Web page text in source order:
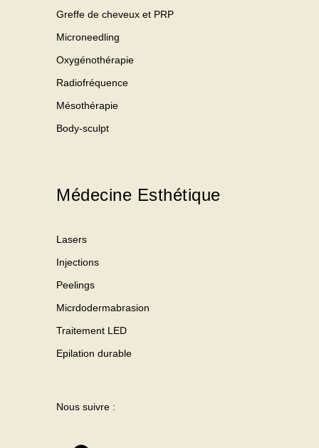
Greffe de cheveux et PRP
Microneedling
Oxygénothérapie
Radiofréquence
Mésothérapie
Body-sculpt
Médecine Esthétique
Lasers
Injections
Peelings
Micrdodermabrasion
Traitement LED
Epilation durable
Nous suivre :